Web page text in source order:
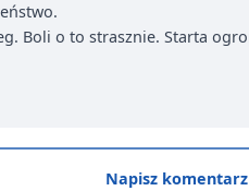
Boli o to strasznie. Starta
Napisz komentarz